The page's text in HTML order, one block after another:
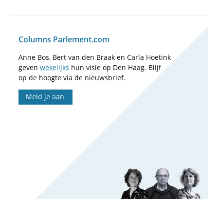
Columns Parlement.com
Anne Bos, Bert van den Braak en Carla Hoetink
geven wekelijks hun visie op Den Haag. Blijf
op de hoogte via de nieuwsbrief.
Meld je aan